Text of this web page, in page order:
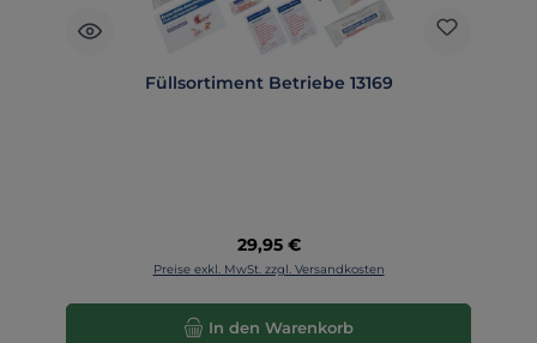
Füllsortiment Betriebe 13169
Regulärer Preis:
29,95 €
Preise exkl. MwSt. zzgl. Versandkosten
In den Warenkorb